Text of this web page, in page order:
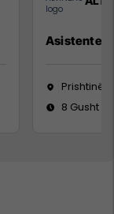
Asistente
Prishtinë
8 Gusht